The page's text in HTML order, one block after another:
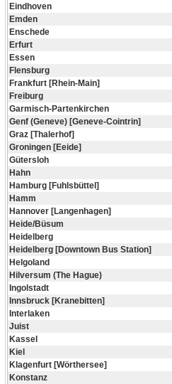
Eindhoven
Emden
Enschede
Erfurt
Essen
Flensburg
Frankfurt [Rhein-Main]
Freiburg
Garmisch-Partenkirchen
Genf (Geneve) [Geneve-Cointrin]
Graz [Thalerhof]
Groningen [Eeide]
Gütersloh
Hahn
Hamburg [Fuhlsbüttel]
Hamm
Hannover [Langenhagen]
Heide/Büsum
Heidelberg
Heidelberg [Downtown Bus Station]
Helgoland
Hilversum (The Hague)
Ingolstadt
Innsbruck [Kranebitten]
Interlaken
Juist
Kassel
Kiel
Klagenfurt [Wörthersee]
Konstanz